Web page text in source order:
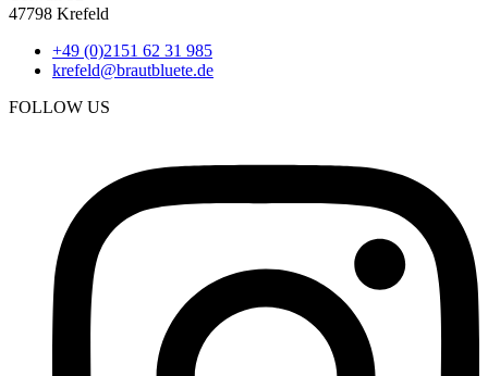
47798 Krefeld
+49 (0)2151 62 31 985
krefeld@brautbluete.de
FOLLOW US